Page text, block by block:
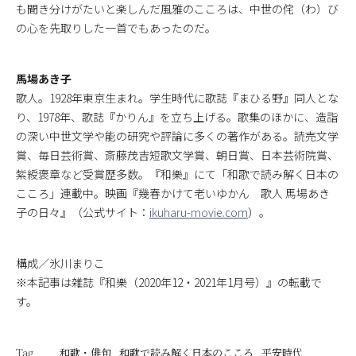
も聞き分けがたいと楽しんだ風雅のこころは、中世の侘（わ）び
の心を先取りした一首でもあったのだ。
馬場あき子
歌人。1928年東京生まれ。学生時代に歌誌『まひる野』同人とな
り、1978年、歌誌『かりん』を立ち上げる。歌集のほかに、造詣
の深い中世文学や能の研究や評論に多くの著作がある。読売文学
賞、毎日芸術賞、斎藤茂吉短歌文学賞、朝日賞、日本芸術院賞、
紫綬褒章など受賞歴多数。『和樂』にて「和歌で読み解く日本の
こころ」連載中。映画『幾春かけて老いゆかん 歌人 馬場あき
子の日々』（公式サイト： ikuharu-movie.com）。
構成／氷川まりこ
※本記事は雑誌『和樂（2020年12・2021年1月号）』の転載で
す。
Tag 和歌・俳句 和歌で読み解く日本のこころ 平安時代